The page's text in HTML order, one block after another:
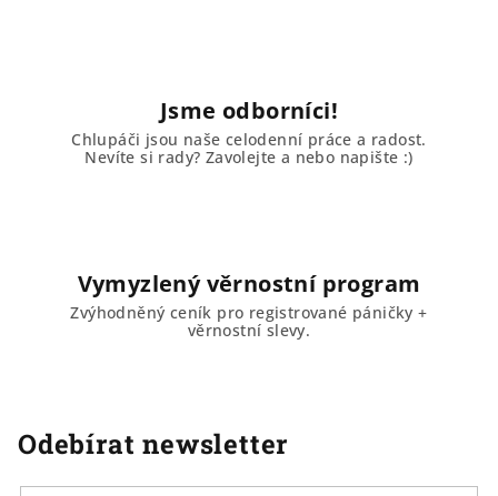
Jsme odborníci!
Chlupáči jsou naše celodenní práce a radost.
Nevíte si rady? Zavolejte a nebo napište :)
Vymyzlený věrnostní program
Zvýhodněný ceník pro registrované páničky +
věrnostní slevy.
Odebírat newsletter